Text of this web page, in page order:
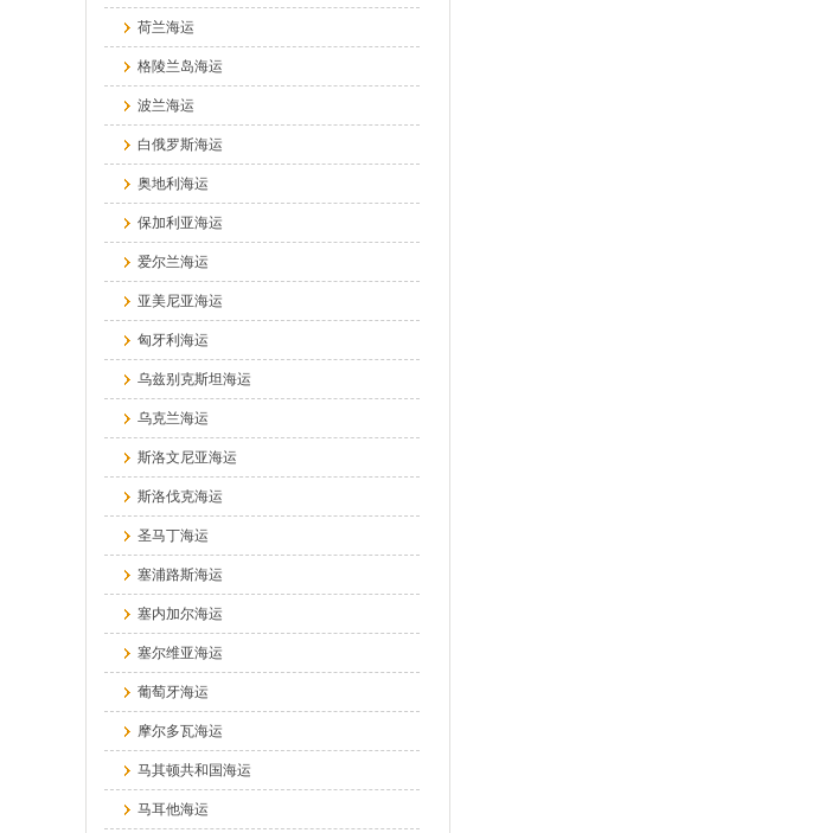
荷兰海运
格陵兰岛海运
波兰海运
白俄罗斯海运
奥地利海运
保加利亚海运
爱尔兰海运
亚美尼亚海运
匈牙利海运
乌兹别克斯坦海运
乌克兰海运
斯洛文尼亚海运
斯洛伐克海运
圣马丁海运
塞浦路斯海运
塞内加尔海运
塞尔维亚海运
葡萄牙海运
摩尔多瓦海运
马其顿共和国海运
马耳他海运